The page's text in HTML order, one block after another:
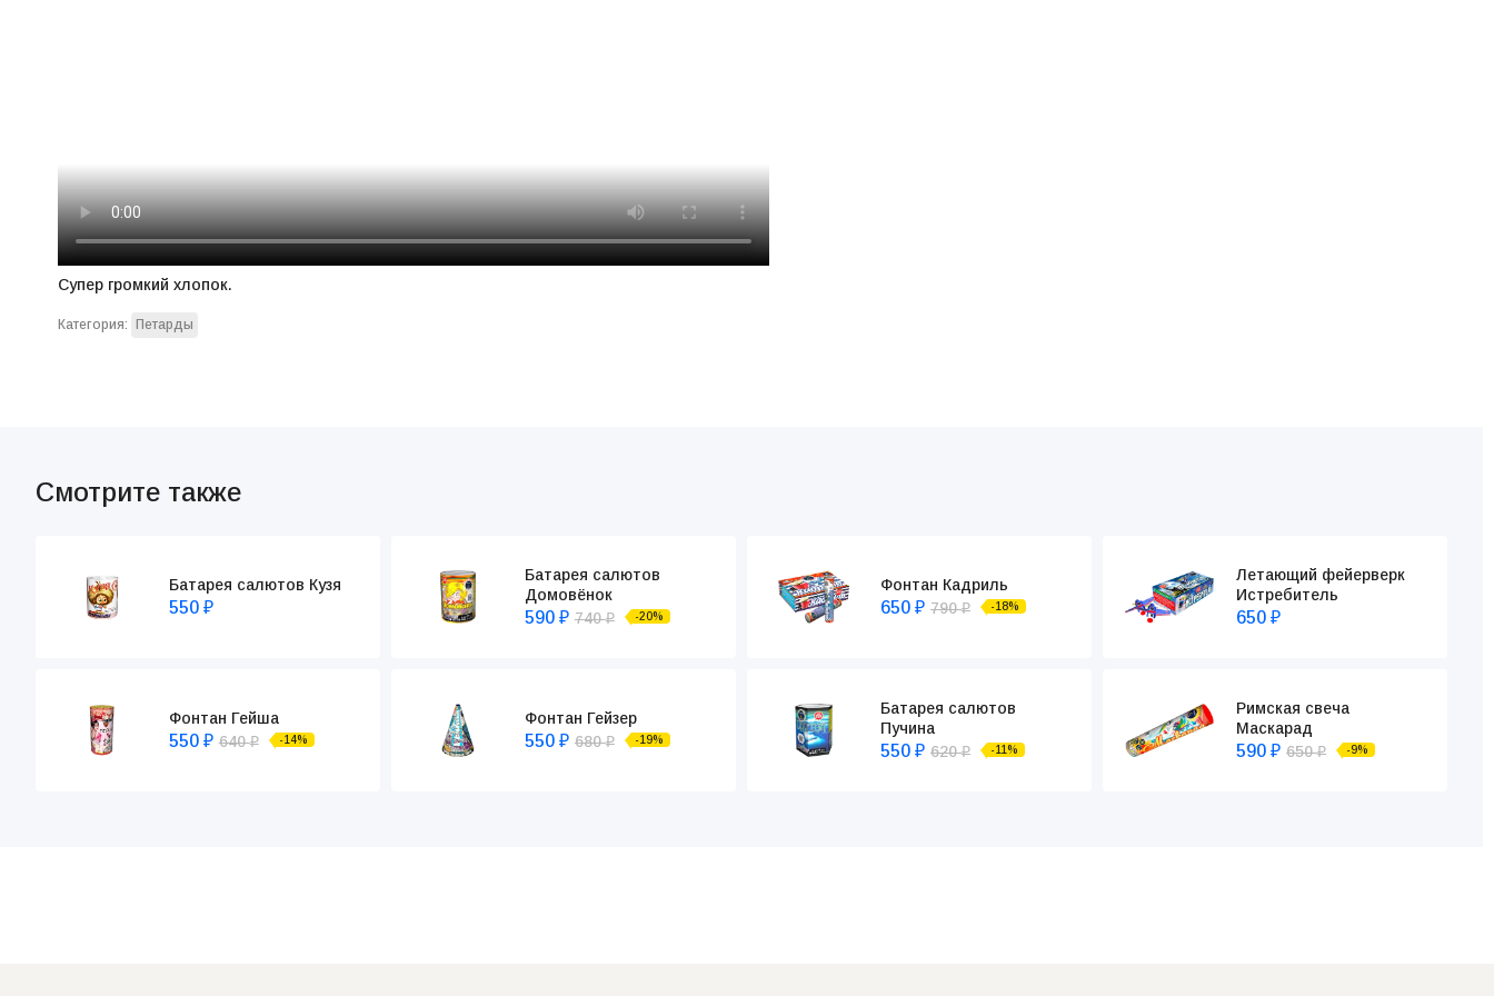
Супер громкий хлопок.
Категория: Петарды
Смотрите также
Батарея салютов Кузя
550 ₽
Батарея салютов
Домовёнок
590 ₽ 740₽ -20%
Фонтан Кадриль
650 ₽ 790₽ -18%
Летающий фейерверк
Истребитель
650₽
Фонтан Гейша
550 ₽ 640₽ -14%
Фонтан Гейзер
550 ₽ 680₽ -19%
Батарея салютов
Пучина
550 ₽ 620₽ -11%
Римская свеча
Маскарад
590₽ 650₽ -9%